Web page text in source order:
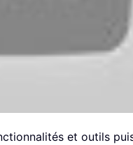
et outils